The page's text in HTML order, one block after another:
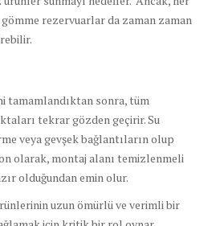
rezervuarlar da zaman zaman
tamamlandıktan sonra, tüm
tekrar gözden geçirir. Su
veya gevşek bağlantıların olup
olarak, montaj alanı temizlenmeli
olduğundan emin olur.
uzun ömürlü ve verimli bir